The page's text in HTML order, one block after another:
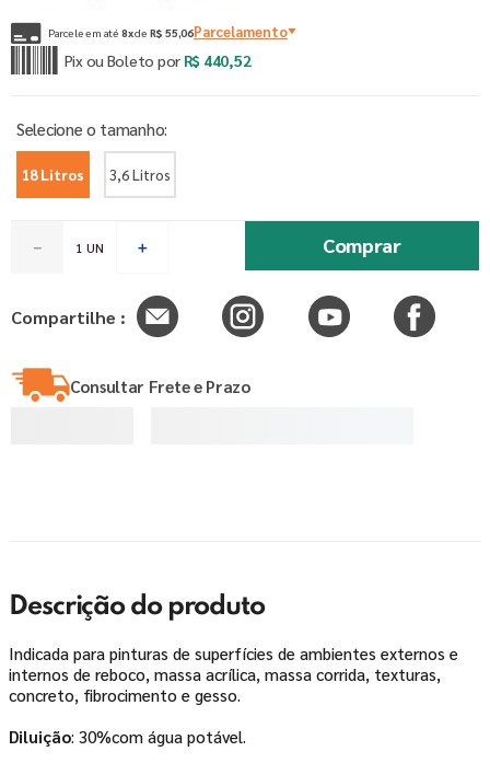
Parcele em até 8xde R$ 55,06Parcelamento
Pix ou Boleto por R$ 440,52
18 Litros 3,6 Litros
＋
－ Comprar
Compartilhe :
Consultar Frete e Prazo
Descrição do produto
Indicada para pinturas de superfícies de ambientes externos e
internos de reboco, massa acrílica, massa corrida, texturas,
concreto, fibrocimento e gesso.
Diluição: 30%com água potável.